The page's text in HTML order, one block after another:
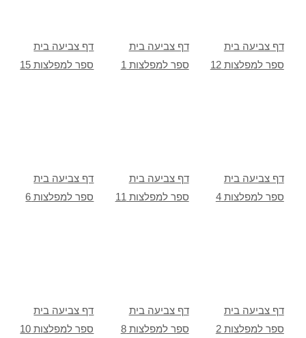
דף צביעה בית
ספר למפלצות 15
דף צביעה בית
ספר למפלצות 1
דף צביעה בית
ספר למפלצות 12
דף צביעה בית
ספר למפלצות 6
דף צביעה בית
ספר למפלצות 11
דף צביעה בית
ספר למפלצות 4
דף צביעה בית
ספר למפלצות 10
דף צביעה בית
ספר למפלצות 8
דף צביעה בית
ספר למפלצות 2